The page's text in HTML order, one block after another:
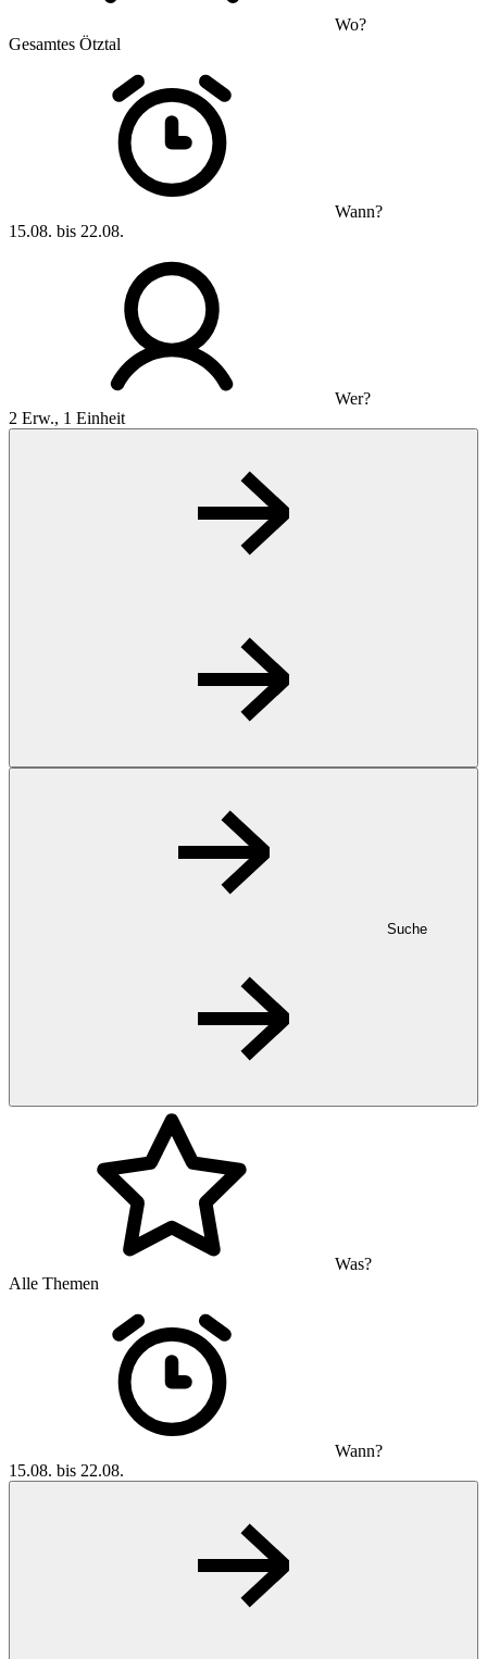
Wo?
Gesamtes Ötztal
Wann?
15.08. bis 22.08.
Wer?
2 Erw., 1 Einheit
Suche
Was?
Alle Themen
Wann?
15.08. bis 22.08.